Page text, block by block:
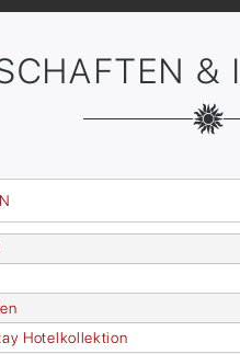
&
Ho­tel­kol­lek­ti­on